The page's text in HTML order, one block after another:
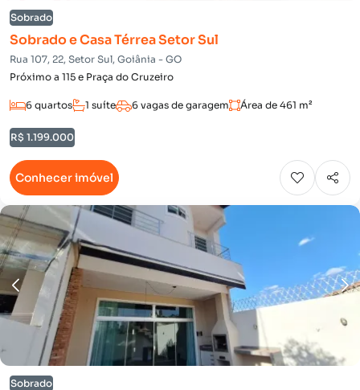
Sobrado
Sobrado e Casa Térrea Setor Sul
Rua 107, 22, Setor Sul, Goiânia - GO
Próximo a 115 e Praça do Cruzeiro
6 quartos 1 suíte 6 vagas de garagem Área de 461 m²
R$ 1.199.000
Conhecer imóvel
Sobrado